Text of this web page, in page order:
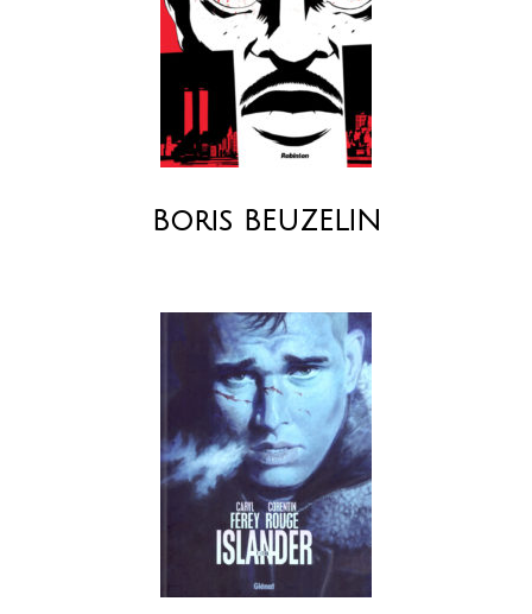
Boris BEUZELIN